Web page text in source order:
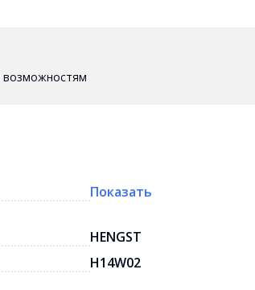
возможностям
Показать
HENGST
H14W02